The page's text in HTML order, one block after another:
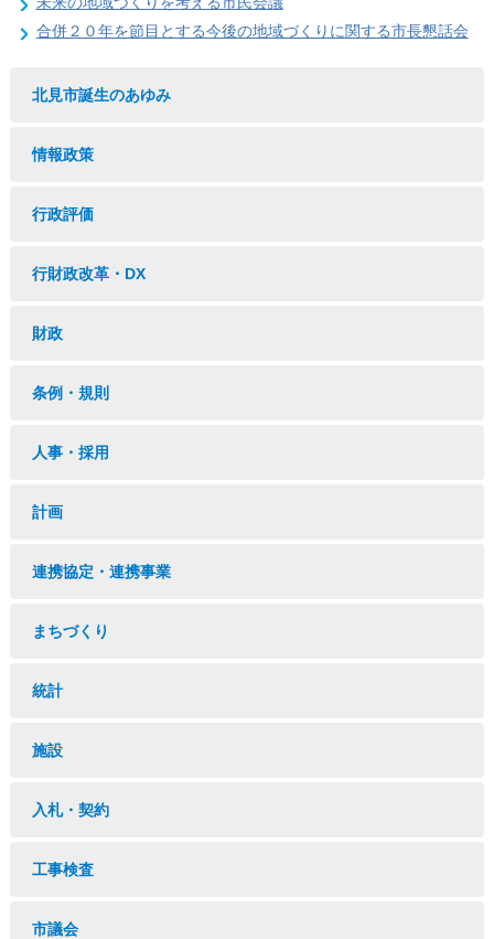
合併２０年を節目とする今後の地域づくりに関する市長懇話会
北見市誕生のあゆみ
情報政策
行政評価
行財政改革・DX
財政
条例・規則
人事・採用
計画
連携協定・連携事業
まちづくり
統計
施設
入札・契約
工事検査
市議会